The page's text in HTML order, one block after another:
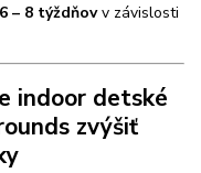
6 – 8 týždňovv závislosti
indoor detské
zvýšiť